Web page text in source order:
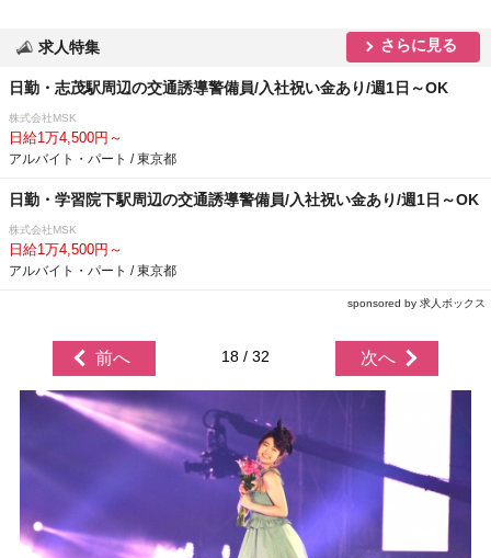
求人特集 さらに見る
日勤・志茂駅周辺の交通誘導警備員/入社祝い金あり/週1日～OK
株式会社MSK
日給1万4,500円～
アルバイト・パート / 東京都
日勤・学習院下駅周辺の交通誘導警備員/入社祝い金あり/週1日～OK
株式会社MSK
日給1万4,500円～
アルバイト・パート / 東京都
sponsored by 求人ボックス
前へ 18 / 32 次へ